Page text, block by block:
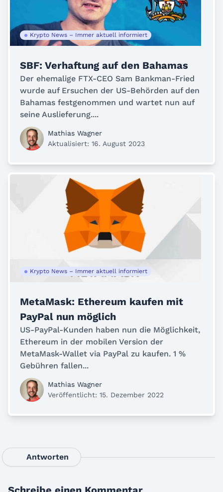
Krypto News – Immer aktuell informiert
SBF: Verhaftung auf den Bahamas
Der ehemalige FTX-CEO Sam Bankman-Fried
wurde auf Ersuchen der US-Behörden auf den
Bahamas festgenommen und wartet nun auf
seine Auslieferung....
Mathias Wagner
Aktualisiert: 16. August 2023
Krypto News – Immer aktuell informiert
MetaMask: Ethereum kaufen mit
PayPal nun möglich
US-PayPal-Kunden haben nun die Möglichkeit,
Ethereum in der mobilen Version der
MetaMask-Wallet via PayPal zu kaufen. 1 %
Gebühren fallen...
Mathias Wagner
Veröffentlicht: 15. Dezember 2022
Antworten